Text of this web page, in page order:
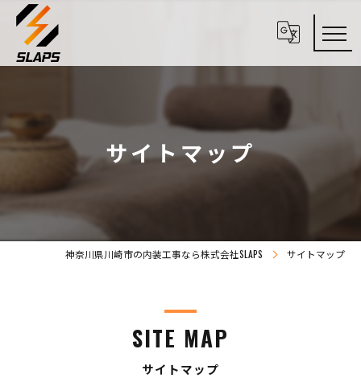
サイトマップ
神奈川県川崎市の内装工事なら株式会社SLAPS サイトマップ
サイトマップ
SITE MAP